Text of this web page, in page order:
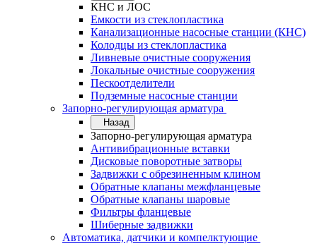
КНС и ЛОС
Емкости из стеклопластика
Канализационные насосные станции (КНС)
Колодцы из стеклопластика
Ливневые очистные сооружения
Локальные очистные сооружения
Пескоотделители
Подземные насосные станции
Запорно-регулирующая арматура
Назад
Запорно-регулирующая арматура
Антивибрационные вставки
Дисковые поворотные затворы
Задвижки с обрезиненным клином
Обратные клапаны межфланцевые
Обратные клапаны шаровые
Фильтры фланцевые
Шиберные задвижки
Автоматика, датчики и компелктующие